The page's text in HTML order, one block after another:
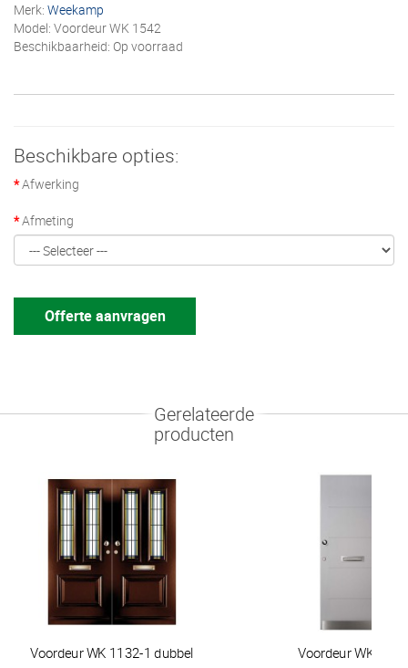
Merk: Weekamp
Model: Voordeur WK 1542
Beschikbaarheid: Op voorraad
Beschikbare opties:
Afwerking
Afmeting
Offerte aanvragen
Gerelateerde
producten
Voordeur WK 1132-1 dubbel Voordeur WK 2001